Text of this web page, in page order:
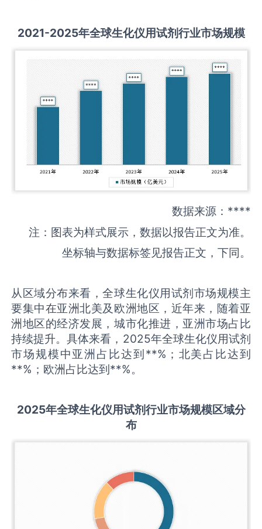
2021-2025年全球生化仪用试剂行业市场规模
数据来源：****
注：图表为样式展示，数据以报告正文为准。
坐标轴与数据标签见报告正文，下同。
从区域分布来看，全球生化仪用试剂市场规模主
要集中在亚洲北美及欧洲地区，近年来，随着亚
洲地区的经济发展，城市化推进，亚洲市场占比
持续提升。具体来看，2025年全球生化仪用试剂
市场规模中亚洲占比达到**%；北美占比达到
**%；欧洲占比达到**%。
2025年全球生化仪用试剂行业市场规模区域分
布